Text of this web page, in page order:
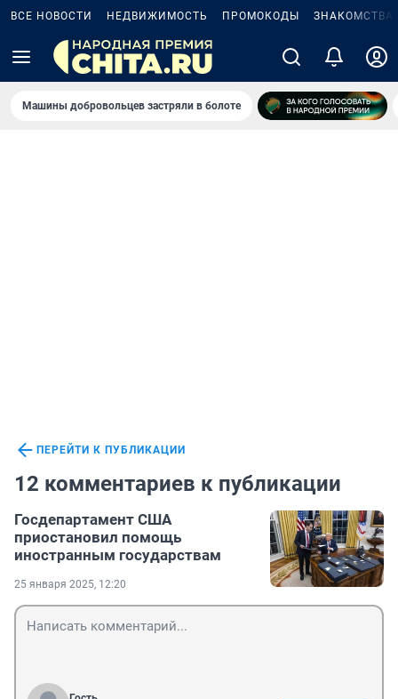
ВСЕ НОВОСТИ НЕДВИЖИМОСТЬ ПРОМОКОДЫ ЗНАКОМСТВА
Машины добровольцев застряли в болоте
ПЕРЕЙТИ К ПУБЛИКАЦИИ
12 комментариев к публикации
Госдепартамент США
приостановил помощь
иностранным государствам
25 января 2025, 12:20